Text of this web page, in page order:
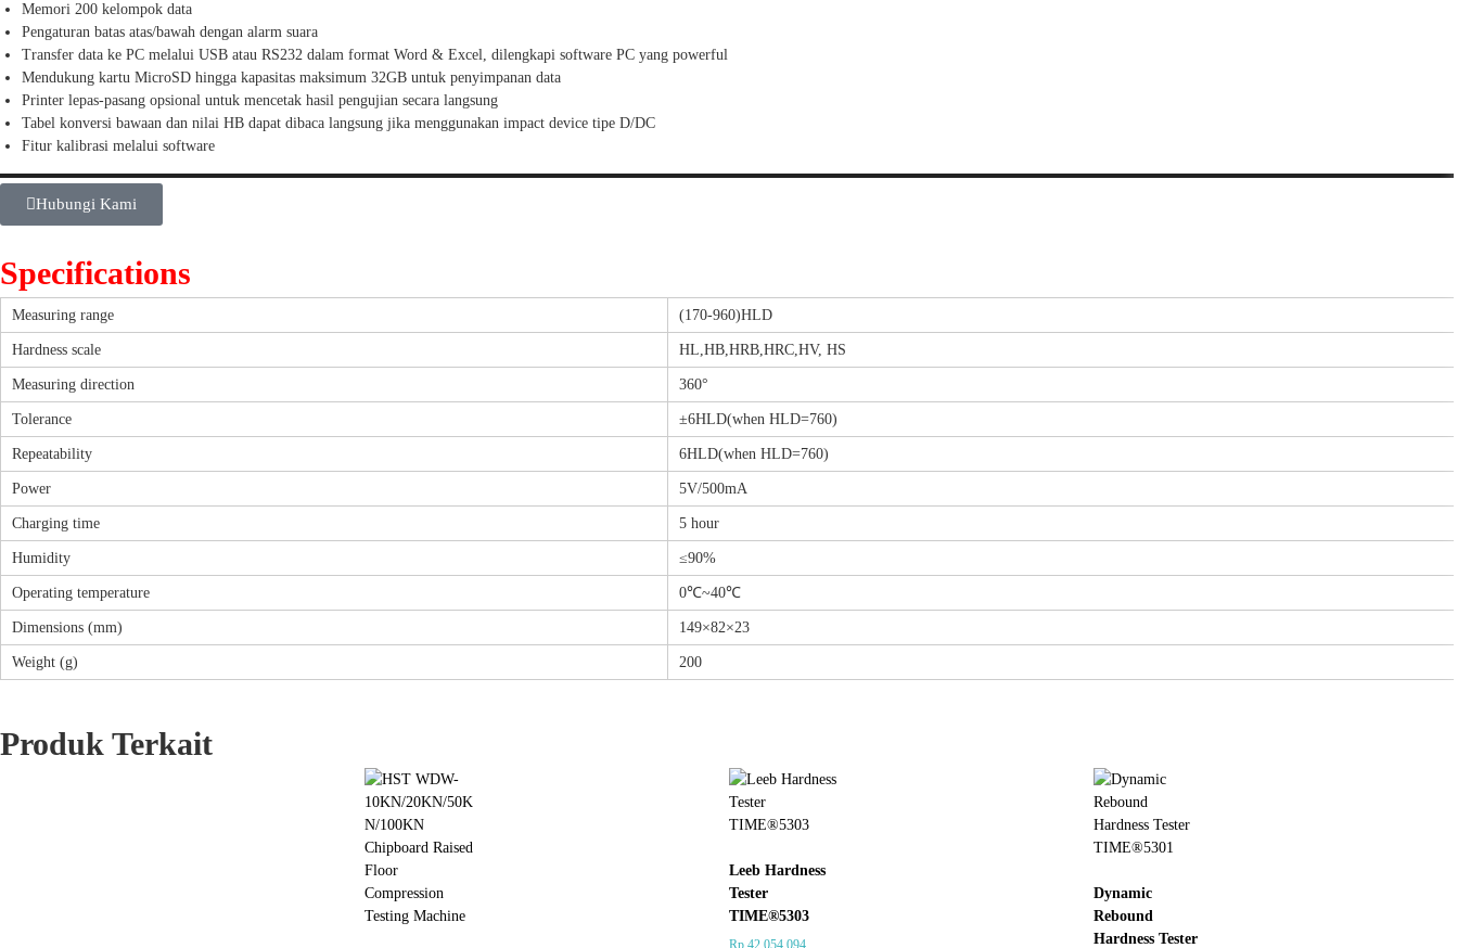
Memori 200 kelompok data
Pengaturan batas atas/bawah dengan alarm suara
Transfer data ke PC melalui USB atau RS232 dalam format Word & Excel, dilengkapi software PC yang powerful
Mendukung kartu MicroSD hingga kapasitas maksimum 32GB untuk penyimpanan data
Printer lepas-pasang opsional untuk mencetak hasil pengujian secara langsung
Tabel konversi bawaan dan nilai HB dapat dibaca langsung jika menggunakan impact device tipe D/DC
Fitur kalibrasi melalui software
Hubungi Kami
Specifications
Measuring range (170-960)HLD
Hardness scale HL,HB,HRB,HRC,HV, HS
Measuring direction 360°
Tolerance ±6HLD(when HLD=760)
Repeatability 6HLD(when HLD=760)
Power 5V/500mA
Charging time 5 hour
Humidity ≤90%
Operating temperature 0℃~40℃
Dimensions (mm) 149×82×23
Weight (g) 200
Produk Terkait
Leeb Hardness
Tester
TIME®5303
Rp 42.054.094
Dynamic
Rebound
Hardness Tester